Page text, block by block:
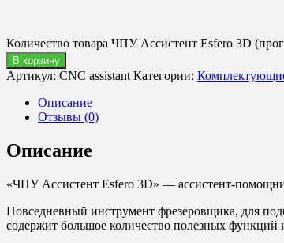
Количество товара ЧПУ Ассистент Esfero 3D
В корзину
Артикул: CNC assistant Категории:
Описание
Отзывы (0)
Описание
«ЧПУ Ассистент Esfero 3D» — ассистент-
Повседневный инструмент фрезеровщика, для
содержит большое количество полезных